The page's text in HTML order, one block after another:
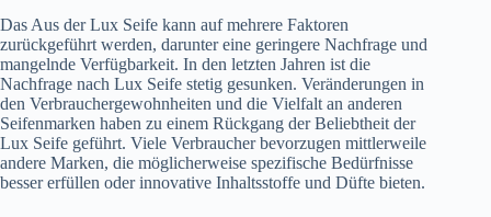
Das Aus der Lux Seife kann auf mehrere Faktoren
zurückgeführt werden, darunter eine geringere Nachfrage und
mangelnde Verfügbarkeit. In den letzten Jahren ist die
Nachfrage nach Lux Seife stetig gesunken. Veränderungen in
den Verbrauchergewohnheiten und die Vielfalt an anderen
Seifenmarken haben zu einem Rückgang der Beliebtheit der
Lux Seife geführt. Viele Verbraucher bevorzugen mittlerweile
andere Marken, die möglicherweise spezifische Bedürfnisse
besser erfüllen oder innovative Inhaltsstoffe und Düfte bieten.